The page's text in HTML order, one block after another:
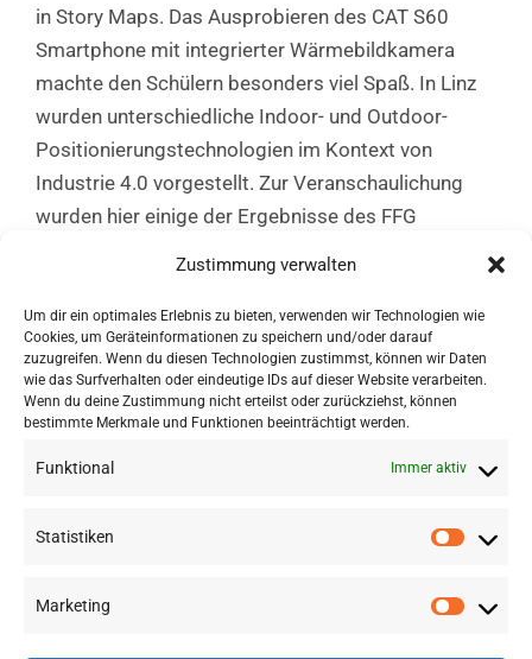
Zustimmung verwalten
Um dir ein optimales Erlebnis zu bieten, verwenden wir Technologien wie
Cookies, um Geräteinformationen zu speichern und/oder darauf
zuzugreifen. Wenn du diesen Technologien zustimmst, können wir Daten
wie das Surfverhalten oder eindeutige IDs auf dieser Website verarbeiten.
Wenn du deine Zustimmung nicht erteilst oder zurückziehst, können
bestimmte Merkmale und Funktionen beeinträchtigt werden.
Funktional Immer aktiv
Statistiken
Marketing
in Story Maps. Das Ausprobieren des CAT S60
Smartphone mit integrierter Wärmebildkamera
machte den Schülern besonders viel Spaß. In Linz
wurden unterschiedliche Indoor- und Outdoor-
Positionierungstechnologien im Kontext von
Industrie 4.0 vorgestellt. Zur Veranschaulichung
wurden hier einige der Ergebnisse des FFG
interessante Welt der Forschung gewährt und sie
hatten die Möglichkeit selbst Fragen zu stellen
sowie interaktiv neue Technologien zu testen.
©2026 RSA FG | Presse|AGB|